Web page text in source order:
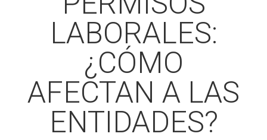
LABORALES:
¿CÓMO
AFECTAN A LAS
ENTIDADES?